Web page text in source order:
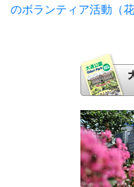
のボランティア活動（花